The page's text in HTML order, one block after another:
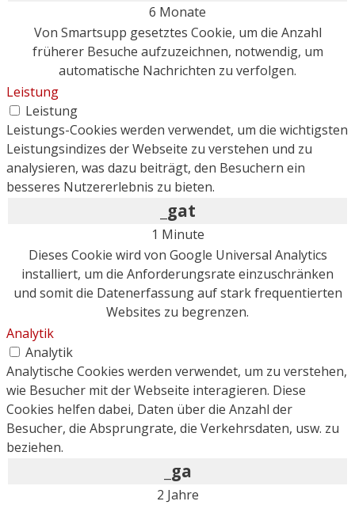
6 Monate
Von Smartsupp gesetztes Cookie, um die Anzahl
früherer Besuche aufzuzeichnen, notwendig, um
automatische Nachrichten zu verfolgen.
Leistung
Leistung
Leistungs-Cookies werden verwendet, um die wichtigsten
Leistungsindizes der Webseite zu verstehen und zu
analysieren, was dazu beiträgt, den Besuchern ein
besseres Nutzererlebnis zu bieten.
_gat
1 Minute
Dieses Cookie wird von Google Universal Analytics
installiert, um die Anforderungsrate einzuschränken
und somit die Datenerfassung auf stark frequentierten
Websites zu begrenzen.
Analytik
Analytik
Analytische Cookies werden verwendet, um zu verstehen,
wie Besucher mit der Webseite interagieren. Diese
Cookies helfen dabei, Daten über die Anzahl der
Besucher, die Absprungrate, die Verkehrsdaten, usw. zu
beziehen.
_ga
2 Jahre